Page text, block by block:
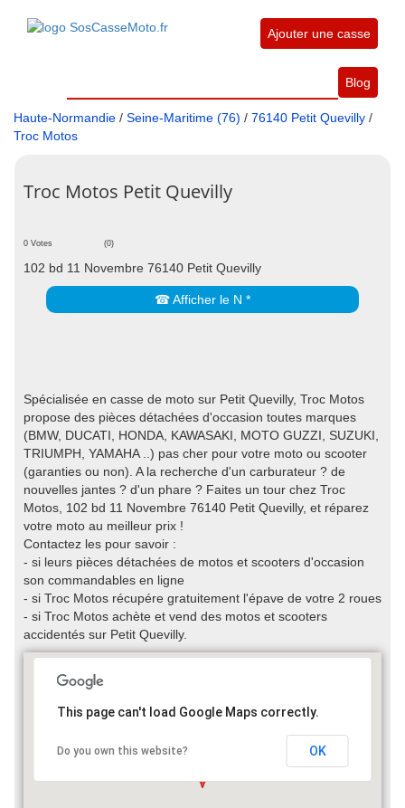
Ajouter une casse
Blog
Haute-Normandie / Seine-Maritime (76) / 76140 Petit Quevilly /
Troc Motos
Troc Motos Petit Quevilly
0 Votes (0)
102 bd 11 Novembre 76140 Petit Quevilly
☎ Afficher le N *
Spécialisée en casse de moto sur Petit Quevilly, Troc Motos
propose des pièces détachées d'occasion toutes marques
(BMW, DUCATI, HONDA, KAWASAKI, MOTO GUZZI, SUZUKI,
TRIUMPH, YAMAHA ..) pas cher pour votre moto ou scooter
(garanties ou non). A la recherche d'un carburateur ? de
nouvelles jantes ? d'un phare ? Faites un tour chez Troc
Motos, 102 bd 11 Novembre 76140 Petit Quevilly, et réparez
votre moto au meilleur prix !
Contactez les pour savoir :
- si leurs pièces détachées de motos et scooters d'occasion
son commandables en ligne
- si Troc Motos récupére gratuitement l'épave de votre 2 roues
- si Troc Motos achète et vend des motos et scooters
accidentés sur Petit Quevilly.
This page can't load Google Maps correctly.
Do you own this website? OK